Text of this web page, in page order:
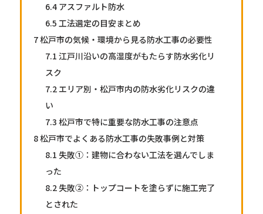
6.4 アスファルト防水
6.5 工法選定の目安まとめ
7松戸市の気候・環境から見る防水工事の必要性
7.1 江戸川沿いの高湿度がもたらす防水劣化リ
スク
7.2 エリア別・松戸市内の防水劣化リスクの違
い
7.3 松戸市で特に重要な防水工事の注意点
8松戸市でよくある防水工事の失敗事例と対策
8.1 失敗①：建物に合わない工法を選んでしま
った
8.2 失敗②：トップコートを塗らずに施工完了
とされた